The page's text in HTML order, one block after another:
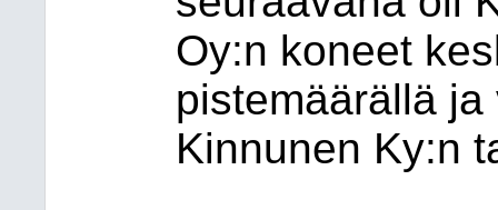
Oy:n koneet
pistemäärällä
Kinnunen Ky:n